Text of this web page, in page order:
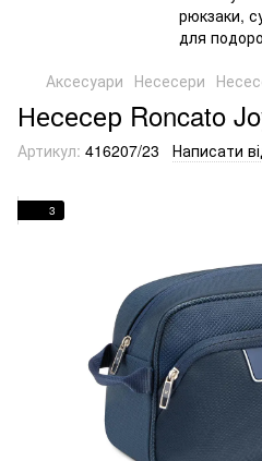
Аксесуари Несесери
Несесер Roncato
Артикул: 416207/23 Написати
3